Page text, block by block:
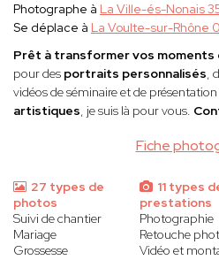
Fiche
Photographe à La Ville-és-Nonais
Se déplace à La Voulte-sur-Rhône
Prêt à transformer vos moments
pour des portraits personnalisés,
vidéos de séminaire et de
artistiques, je suis là pour vous.
27 types de
photos
Suivi de chantier
Mariage
Grossesse
11 types
prestations
Photographie
Retouche
Vidéo et